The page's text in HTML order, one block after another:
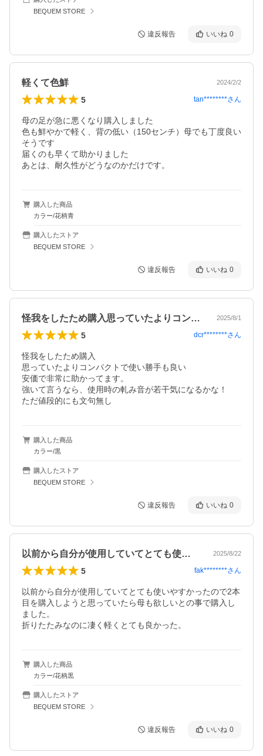
BEQUEM STORE
違反報告 いいね 0
軽くて色鮮 2024/2/2
5 tan********さん
母の足が急に悪くなり購入しました
色も鮮やかで軽く、背の低い（150センチ）母でも丁度良い
そうです
届くのも早くて助かりました
あとは、耐久性がどうなのかだけです。
購入した商品
カラー/花柄青
購入したストア
BEQUEM STORE
違反報告 いいね 0
怪我をしたため購入思っていたよりコンパ… 2025/8/1
5 dcr********さん
怪我をしたため購入
思っていたよりコンパクトで使い勝手も良い
安価で非常に助かってます。
強いて言うなら、使用時の軋み音が若干気になるかな！
ただ値段的にも文句無し
購入した商品
カラー/黒
購入したストア
BEQUEM STORE
違反報告 いいね 0
以前から自分が使用していてとても使いや… 2025/8/22
5 fak********さん
以前から自分が使用していてとても使いやすかったので2本
目を購入しようと思っていたら母も欲しいとの事で購入し
ました。
折りたたみなのに凄く軽くとても良かった。
購入した商品
カラー/花柄黒
購入したストア
BEQUEM STORE
違反報告 いいね 0